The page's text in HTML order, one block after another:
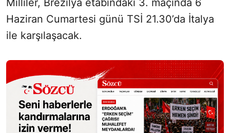
Sesi Aç
Milliler, Brezilya etabındaki 3. maçında 6
Haziran Cumartesi günü TSİ 21.30’da İtalya
ile karşılaşacak.